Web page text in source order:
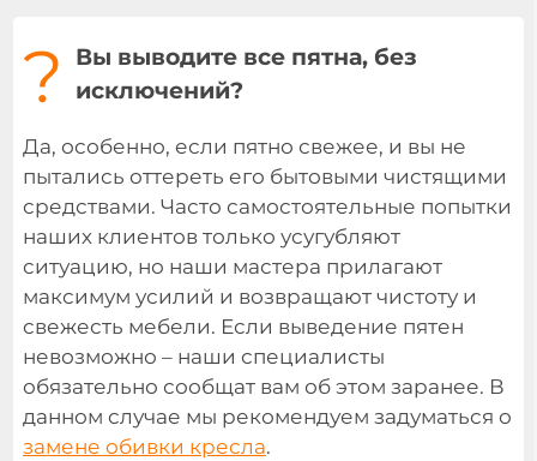
?
Вы выводите все пятна, без
исключений?
Да, особенно, если пятно свежее, и вы не
пытались оттереть его бытовыми чистящими
средствами. Часто самостоятельные попытки
наших клиентов только усугубляют
ситуацию, но наши мастера прилагают
максимум усилий и возвращают чистоту и
свежесть мебели. Если выведение пятен
невозможно – наши специалисты
обязательно сообщат вам об этом заранее. В
данном случае мы рекомендуем задуматься о
замене обивки кресла.